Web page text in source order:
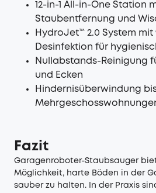
12-in-1 All-in-One Station
Staubentfernung und
HydroJet™ 2.0 System mit
Desinfektion für
Nullabstands-Reinigung
und Ecken
Hindernisüberwindung
Fazit
Garagenroboter-Staubsauger
Möglichkeit, harte Böden in der
sauber zu halten. In der Praxis